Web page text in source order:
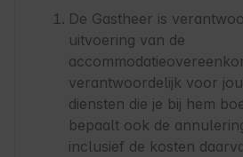
De Gastheer is
uitvoering van de
verantwoordelijk voor
diensten die je bij hem
bepaalt ook de
inclusief de kosten